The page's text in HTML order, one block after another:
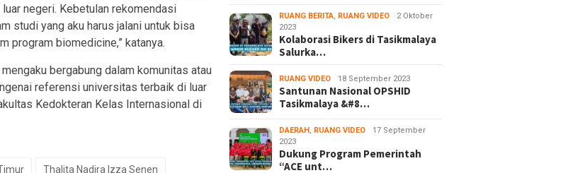
negeri. Kebetulan rekomendasi
studi yang aku harus jalani untuk bisa
program biomedicine,” katanya.
bergabung dalam komunitas atau
referensi universitas terbaik di luar
Kedokteran Kelas Internasional di
Thalita Nadira Izza Senen
RUANG BERITA, RUANG VIDEO
2 Oktober
2023
Kolaborasi Bikers di Tasikmalaya
Salurka…
RUANG VIDEO 18 September 2023
Santunan Nasional OPSHID
Tasikmalaya &#8…
DAERAH , RUANG VIDEO
17 September
2023
Dukung Program Pemerintah
“ACE unt…